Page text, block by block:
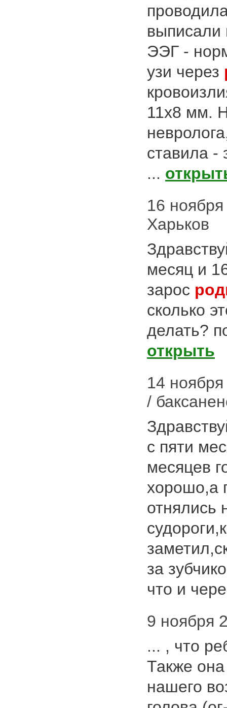
выписали
ЭЭГ -
узи через
11х8 мм.
ставила -
...
16
Харьков
месяц и
зарос
сколько
делать?
открыть
14
/
с пяти
месяцев
хорошо,а
отнялись
за
что и
9 ноября
... , что
Также
нашего